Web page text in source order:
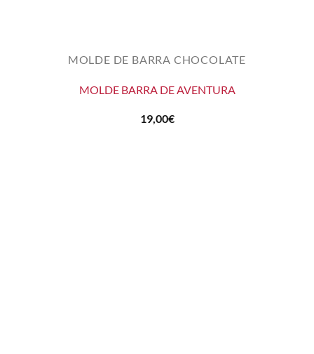
MOLDE DE BARRA CHOCOLATE
MOLDE BARRA DE AVENTURA
19,00€